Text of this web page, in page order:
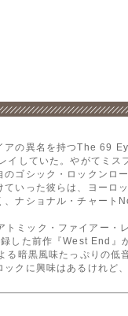
アの異名を持つThe 69
イしていた。やがてミ
のゴシック・ロックン
ていった彼らは、ヨーロ
、ナショナル・チャート
ミック・ファイアー・
した前作『West End』
る暗黒風味たっぷりの
クに興味はあるけれど